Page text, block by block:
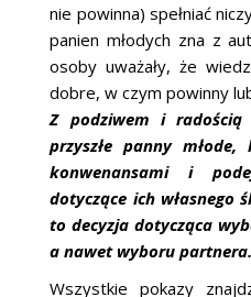
nie powinna) spełniać
panien młodych zna z
osoby uważały, że
dobre, w czym powinny
Z podziwem i radością
przyszłe panny
konwenansami i
dotyczące ich własnego
to decyzja dotycząca
a nawet wyboru partnera.
Wszystkie pokazy